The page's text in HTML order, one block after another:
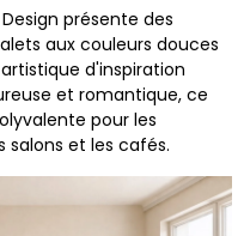
présente des
aux couleurs douces
d'inspiration
et romantique, ce
pour les
salons et les cafés.